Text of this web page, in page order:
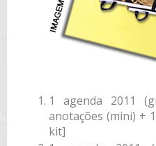
1 agenda 2011
anotações (mini) +
kit]